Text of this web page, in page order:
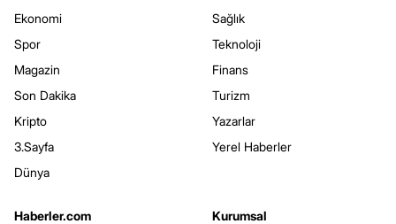
Ekonomi
Spor
Magazin
Son Dakika
Kripto
3.Sayfa
Dünya
Sağlık
Teknoloji
Finans
Turizm
Yazarlar
Yerel Haberler
Haberler.com
Kurumsal